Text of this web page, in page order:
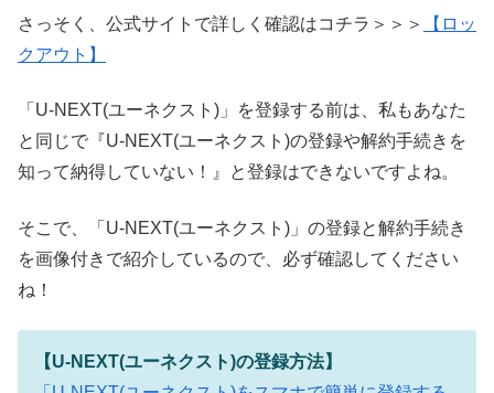
さっそく、公式サイトで詳しく確認はコチラ＞＞＞
【ロッ
クアウト】
「U-NEXT(ユーネクスト)」を登録する前は、私もあなた
と同じで『U-NEXT(ユーネクスト)の登録や解約手続きを
知って納得していない！』と登録はできないですよね。
そこで、「U-NEXT(ユーネクスト)」の登録と解約手続き
を画像付きで紹介しているので、必ず確認してください
ね！
【U-NEXT(ユーネクスト)の登録方法】